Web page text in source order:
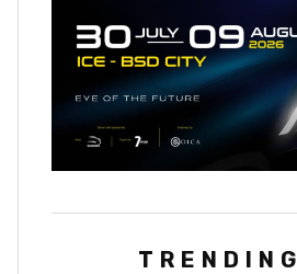
TRENDING